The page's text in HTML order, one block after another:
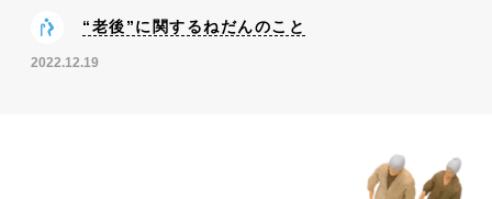
“老後”に関するねだんのこと
2022.12.19